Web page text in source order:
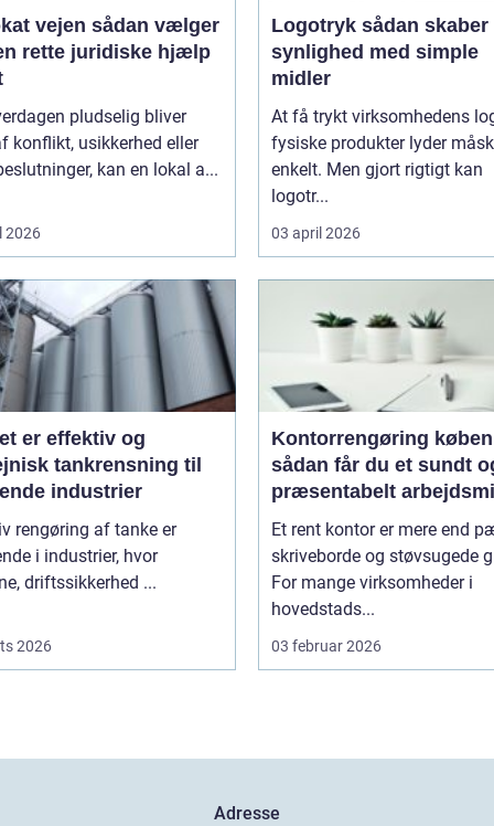
sådan vælger
rette juridiske hjælp
pludselig bliver
konflikt, usikkerhed eller
kan en lokal a...
2026
Logotryk sådan skaber du
synlighed med simple
midler
At få trykt virksomhedens
fysiske produkter lyder
enkelt. Men gjort rigtigt kan
logotr...
03 april 2026
er effektiv og
tankrensning til
industrier
rengøring af tanke er
i industrier, hvor
driftssikkerhed ...
2026
Kontorrengøring
sådan får du et sundt
præsentabelt
Et rent kontor er mere end
skriveborde og støvsugede
For mange virksomheder i
hovedstads...
03 februar 2026
Adresse